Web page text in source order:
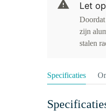
Let op
Doordat
zijn
stalen
Specificaties